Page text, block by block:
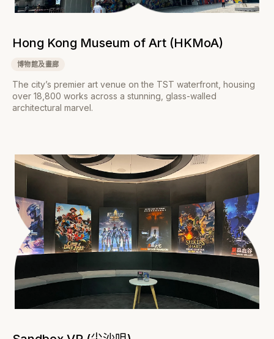
Hong Kong Museum of Art (HKMoA)
博物館及畫廊
The city’s premier art venue on the TST waterfront, housing
over 18,800 works across a stunning, glass-walled
architectural marvel.